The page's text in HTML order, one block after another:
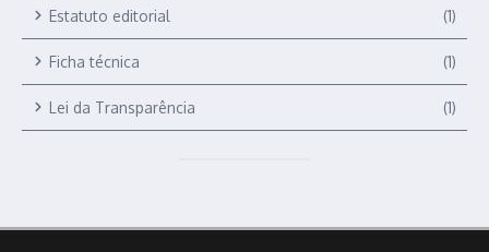
Estatuto editorial (1)
Ficha técnica (1)
Lei da Transparência (1)